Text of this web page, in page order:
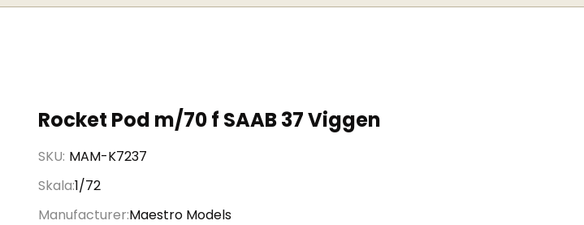
Rocket Pod m/70 f SAAB 37 Viggen
SKU MAM-K7237
Skala1/72
Manufacturer Maestro Models